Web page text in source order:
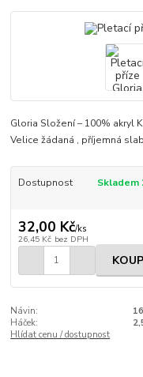
Gloria Složení – 100% akryl
Velice žádaná , příjemná
Dostupnost Skladem
32,00 Kč/ks
26,45 Kč bez DPH
Návin:
Háček:
Hlídat cenu / dostupnost